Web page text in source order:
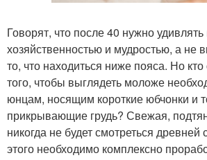
Говорят, что после 40 нужно
хозяйственностью и мудростью, а не
то, что находиться ниже пояса. Но кто
того, чтобы выглядеть моложе
юнцам, носящим короткие юбчонки и
прикрывающие грудь? Свежая,
никогда не будет смотреться древней
этого необходимо комплексно